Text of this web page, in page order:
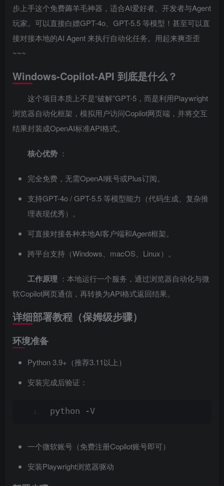
步上手这个免费薅羊毛神器，适合AI爱好者、开发者与Agent
玩家。可以直接白嫖GPT-4o、GPT-5.5 等模型！甚至可以直
接对接本地的AI Agent 来执行自动化任务。用起来爽歪歪
~~~
Windows-Copilot-API 到底是什么？
这个项目本质上不是“破解”GPT-5，而是利用Playwright
浏览器自动化框架，模拟用户访问Copilot网页端，并将交互
结果封装成OpenAI标准API格式。
核心优势 ：
完全免费，无需OpenAI账号或Plus订阅。
支持GPT-4o / GPT-5.5 等模型能力（代码生成、复杂推
理表现优秀）。
可直接对接各种本地AI客户端和Agent框架。
跨平台支持（Windows、macOS、Linux）。
工作原理 ：本地运行一个服务，通过浏览器自动化与微
软Copilot网页通信，再转换为API格式返回结果。
详细部署教程（保姆级步骤）
环境准备
Python 3.9+（推荐3.11以上）
安装完成后验证：
python -V
一个微软账号（免费注册Copilot账号即可）
安装Playwright浏览器驱动